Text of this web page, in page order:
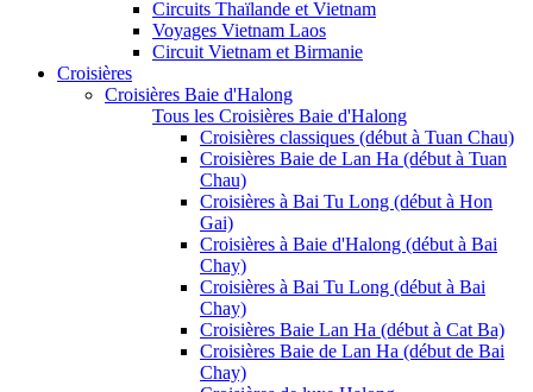
Circuits Thaïlande et Vietnam
Voyages Vietnam Laos
Circuit Vietnam et Birmanie
Croisières
Croisières Baie d'Halong
Tous les Croisières Baie d'Halong
Croisières classiques (début à Tuan Chau)
Croisières Baie de Lan Ha (début à Tuan
Chau)
Croisières à Bai Tu Long (début à Hon
Gai)
Croisières à Baie d'Halong (début à Bai
Chay)
Croisières à Bai Tu Long (début à Bai
Chay)
Croisières Baie Lan Ha (début à Cat Ba)
Croisières Baie de Lan Ha (début de Bai
Chay)